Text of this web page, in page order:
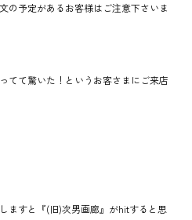
の予定があるお客様はご注意下さいま
てて驚いた！というお客さまにご来店
ますと『(旧)次男画廊』がhitすると思